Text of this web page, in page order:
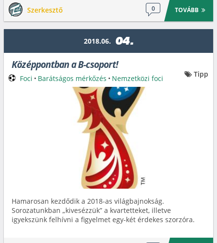
Szerkesztő 0 TOVÁBB
2018.06. 04.
Középpontban a B-csoport!
Hamarosan kezdődik a 2018-as világbajnokság.
Sorozatunkban „kivesézzük” a kvartetteket, illetve
igyekszünk felhívni a figyelmet egy-két érdekes szorzóra.
Foci • Barátságos mérkőzés • Nemzetközi foci Tipp